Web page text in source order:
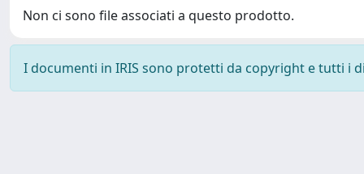
Non ci sono file associati a questo prodotto.
I documenti in IRIS sono protetti da copyright e tutti i